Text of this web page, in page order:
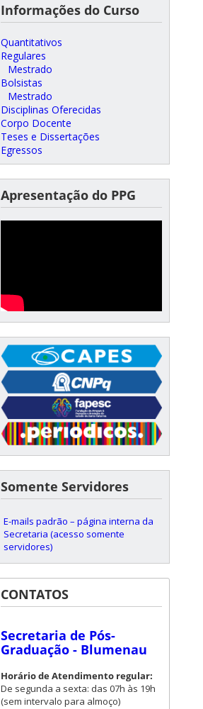
Informações do Curso
Quantitativos
Regulares
Mestrado
Bolsistas
Mestrado
Disciplinas Oferecidas
Corpo Docente
Teses e Dissertações
Egressos
Apresentação do PPG
Somente Servidores
E-mails padrão – página interna da
Secretaria (acesso somente
servidores)
CONTATOS
Secretaria de Pós-
Graduação - Blumenau
Horário de Atendimento regular:
De segunda a sexta: das 07h às 19h
(sem intervalo para almoço)